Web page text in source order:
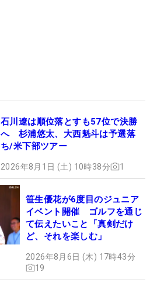
石川遼は順位落とすも57位で決勝
へ 杉浦悠太、大西魁斗は予選落
ち/米下部ツアー
2026年8月1日 (土) 10時38分 1
笹生優花が6度目のジュニア
イベント開催 ゴルフを通じ
て伝えたいこと「真剣だけ
ど、それを楽しむ」
2026年8月6日 (木) 17時43分
19